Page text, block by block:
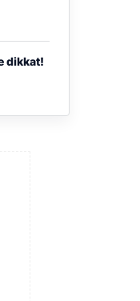
dikkat!